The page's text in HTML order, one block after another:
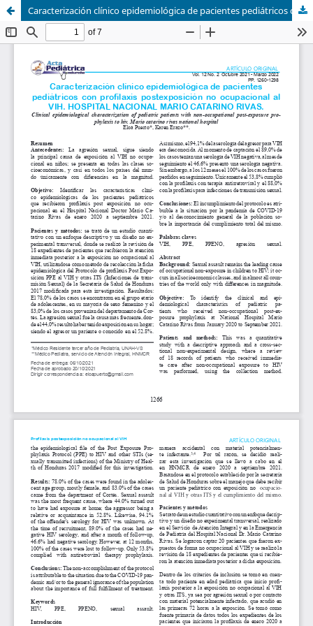
Caracterización clínico epidemiológica de pacientes pediátricos con profilaxis postexposición no ocupacional al VIH. HOSPITAL NACIONAL MARIO CATARINO RIVAS.